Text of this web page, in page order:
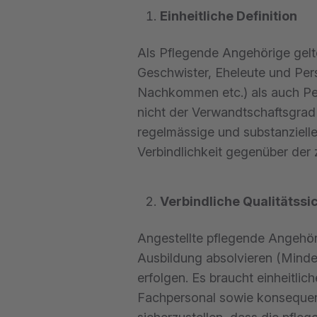
Einheitliche Definition
Als Pflegende Angehörige
Geschwister, Eheleute und
Nachkommen etc.) als auch
nicht der
regelmässige und
Verbindlichkeit gegenüber der
Verbindliche
Angestellte pflegende
Ausbildung absolvieren
erfolgen. Es braucht
Fachpersonal sowie